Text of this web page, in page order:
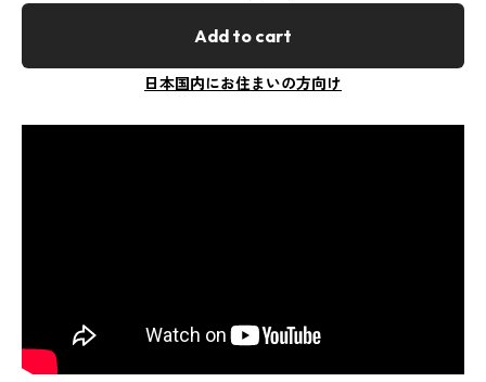
Add to cart
日本国内にお住まいの方向け